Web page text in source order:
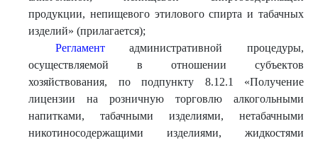
продукции, непищевого этилового спирта и табачных
изделий» (прилагается);
Регламентадминистративной процедуры,
осуществляемой в отношении субъектов
хозяйствования, по подпункту 8.12.1 «Получение
лицензии на розничную торговлю алкогольными
напитками, табачными изделиями, нетабачными
никотиносодержащими изделиями, жидкостями